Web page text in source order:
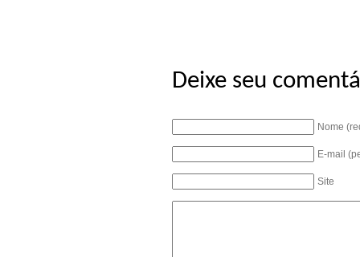
Deixe seu
Nome
E-mail
Site